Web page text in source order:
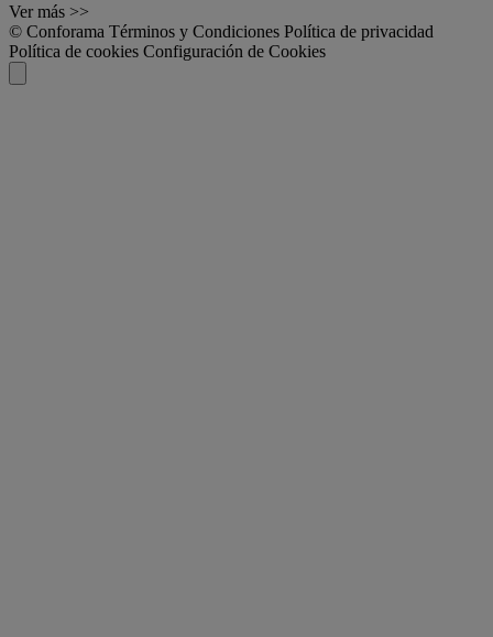
Ver más >>
© Conforama Términos y Condiciones Política de privacidad
Política de cookies Configuración de Cookies